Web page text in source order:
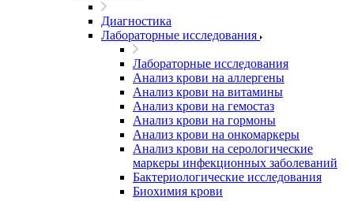
Диагностика
Лабораторные исследования
Лабораторные исследования
Анализ крови на аллергены
Анализ крови на витамины
Анализ крови на гемостаз
Анализ крови на гормоны
Анализ крови на онкомаркеры
Анализ крови на серологические
маркеры инфекционных заболеваний
Бактериологические исследования
Биохимия крови